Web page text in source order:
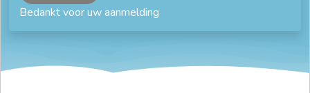
Bedankt voor uw aanmelding